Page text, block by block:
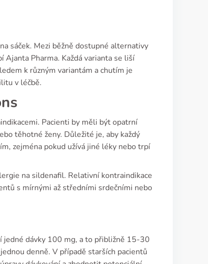
sáček. Mezi běžně dostupné alternativy
Ajanta Pharma. Každá varianta se liší
k různým variantám a chutím je
v léčbě.
Pacienti by měli být opatrní
těhotné ženy. Důležité je, aby každý
zejména pokud užívá jiné léky nebo trpí
na sildenafil. Relativní kontraindikace
s mírnými až středními srdečními nebo
jedné dávky 100 mg, a to přibližně 15-30
denně. V případě starších pacientů